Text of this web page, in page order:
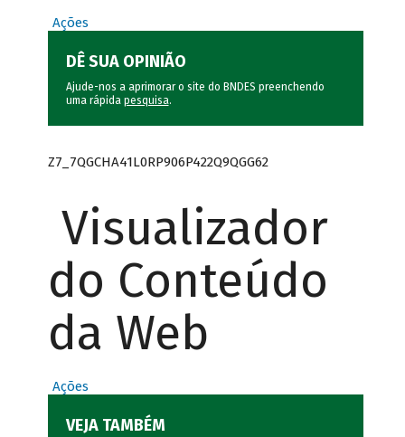
Ações
DÊ SUA OPINIÃO
Ajude-nos a aprimorar o site do BNDES preenchendo
uma rápida pesquisa.
Z7_7QGCHA41L0RP906P422Q9QGG62
Visualizador
do Conteúdo
da Web
Ações
VEJA TAMBÉM